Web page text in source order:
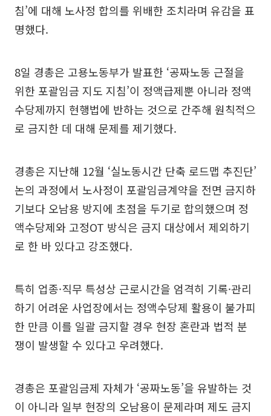
침’에 대해 노사정 합의를 위배한 조치라며 유감을 표
명했다.
8일 경총은 고용노동부가 발표한 ‘공짜노동 근절을
위한 포괄임금 지도 지침’이 정액급제뿐 아니라 정액
수당제까지 현행법에 반하는 것으로 간주해 원칙적으
로 금지한 데 대해 문제를 제기했다.
경총은 지난해 12월 ‘실노동시간 단축 로드맵 추진단’
논의 과정에서 노사정이 포괄임금계약을 전면 금지하
기보다 오남용 방지에 초점을 두기로 합의했으며 정
액수당제와 고정OT 방식은 금지 대상에서 제외하기
로 한 바 있다고 강조했다.
특히 업종·직무 특성상 근로시간을 엄격히 기록·관리
하기 어려운 사업장에서는 정액수당제 활용이 불가피
한 만큼 이를 일괄 금지할 경우 현장 혼란과 법적 분
쟁이 발생할 수 있다고 우려했다.
경총은 포괄임금제 자체가 ‘공짜노동’을 유발하는 것
이 아니라 일부 현장의 오남용이 문제라며 제도 금지